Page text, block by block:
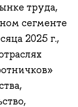
труда,
сегменте
2025 г.,